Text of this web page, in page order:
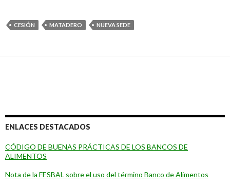
CESIÓN MATADERO NUEVA SEDE
ENLACES DESTACADOS
CÓDIGO DE BUENAS PRÁCTICAS DE LOS BANCOS DE
ALIMENTOS
Nota de la FESBAL sobre el uso del término Banco de Alimentos